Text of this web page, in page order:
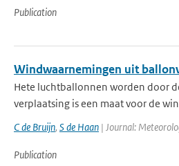
Publication
Windwaarnemingen uit
Hete luchtballonnen worden door
verplaatsing is een maat voor de
C de Bruijn, S de Haan | Journal:
Publication